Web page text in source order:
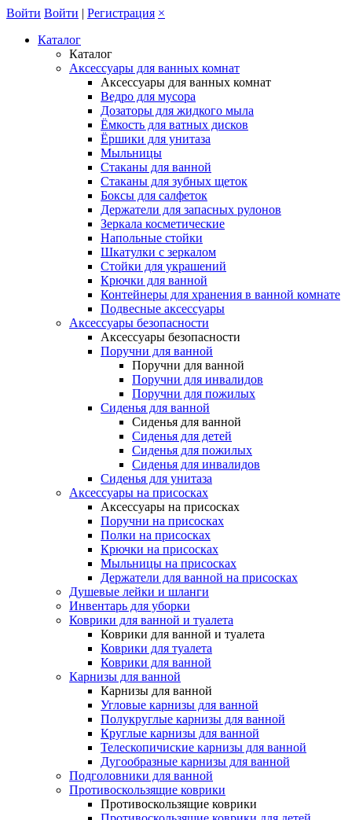
Войти Войти | Регистрация ×
Каталог
Каталог
Аксессуары для ванных комнат
Аксессуары для ванных комнат
Ведро для мусора
Дозаторы для жидкого мыла
Ёмкость для ватных дисков
Ёршики для унитаза
Мыльницы
Стаканы для ванной
Стаканы для зубных щеток
Боксы для салфеток
Держатели для запасных рулонов
Зеркала косметические
Напольные стойки
Шкатулки с зеркалом
Стойки для украшений
Крючки для ванной
Контейнеры для хранения в ванной комнате
Подвесные аксессуары
Аксессуары безопасности
Аксессуары безопасности
Поручни для ванной
Поручни для ванной
Поручни для инвалидов
Поручни для пожилых
Сиденья для ванной
Сиденья для ванной
Сиденья для детей
Сиденья для пожилых
Сиденья для инвалидов
Сиденья для унитаза
Аксессуары на присосках
Аксессуары на присосках
Поручни на присосках
Полки на присосках
Крючки на присосках
Мыльницы на присосках
Держатели для ванной на присосках
Душевые лейки и шланги
Инвентарь для уборки
Коврики для ванной и туалета
Коврики для ванной и туалета
Коврики для туалета
Коврики для ванной
Карнизы для ванной
Карнизы для ванной
Угловые карнизы для ванной
Полукруглые карнизы для ванной
Круглые карнизы для ванной
Телескопичиские карнизы для ванной
Дугообразные карнизы для ванной
Подголовники для ванной
Противоскользящие коврики
Противоскользящие коврики